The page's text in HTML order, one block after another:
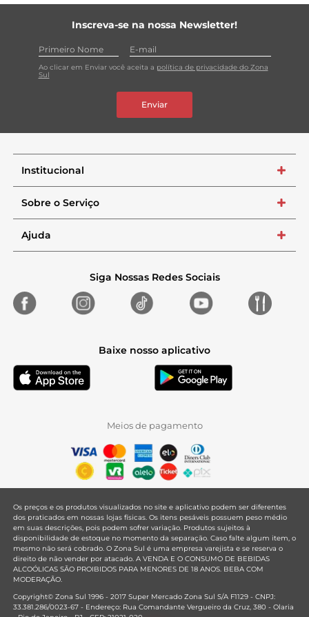
Inscreva-se na nossa Newsletter!
Ao clicar em Enviar você aceita a política de privacidade do Zona
Sul
Enviar
Institucional +
Sobre o Serviço +
Ajuda +
Siga Nossas Redes Sociais
Baixe nosso aplicativo
Meios de pagamento
Os preços e os produtos visualizados no site e aplicativo podem ser diferentes
dos praticados em nossas lojas físicas. Os itens pesáveis possuem peso médio
em suas descrições, pois podem sofrer variação. Produtos sujeitos à
disponibilidade de estoque no momento da separação. Caso falte algum item, o
mesmo não será cobrado. O Zona Sul é uma empresa varejista e se reserva o
direito de não vender por atacado. A VENDA E O CONSUMO DE BEBIDAS
ALCOÓLICAS SÃO PROIBIDOS PARA MENORES DE 18 ANOS. BEBA COM
MODERAÇÃO.
Copyright© Zona Sul 1996 - 2017 Super Mercado Zona Sul S/A F1129 - CNPJ:
33.381.286/0023-67 - Endereço: Rua Comandante Vergueiro da Cruz, 380 - Olaria